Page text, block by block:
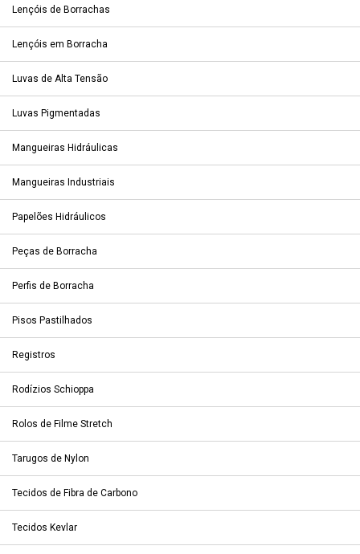
Lençóis de Borrachas
Lençóis em Borracha
Luvas de Alta Tensão
Luvas Pigmentadas
Mangueiras Hidráulicas
Mangueiras Industriais
Papelões Hidráulicos
Peças de Borracha
Perfis de Borracha
Pisos Pastilhados
Registros
Rodízios Schioppa
Rolos de Filme Stretch
Tarugos de Nylon
Tecidos de Fibra de Carbono
Tecidos Kevlar